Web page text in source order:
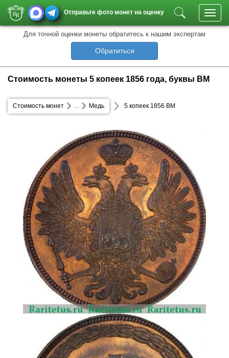
Отправьте фото монет на оценку
Для точной оценки монеты обратитесь к нашим экспертам
Обратиться
Стоимость монеты 5 копеек 1856 года, буквы ВМ
Стоимость монет Медь
... 5 копеек 1856 ВМ